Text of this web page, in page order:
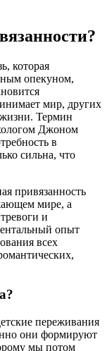
которая
опекуном,
мир, других
Термин
Джоном
в
сильна, что
привязанность
мире, а
и
опыт
всех
переживания
они формируют
мы потом